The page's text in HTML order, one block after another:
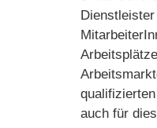
auch für